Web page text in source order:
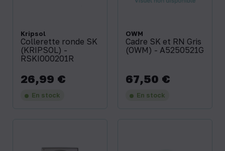
Kripsol
Collerette ronde SK
(KRIPSOL) -
RSKI000201R
Prix
26,99 €
En stock
OWM
Cadre SK et RN Gris
(OWM) - A5250521G
Prix
67,50 €
En stock